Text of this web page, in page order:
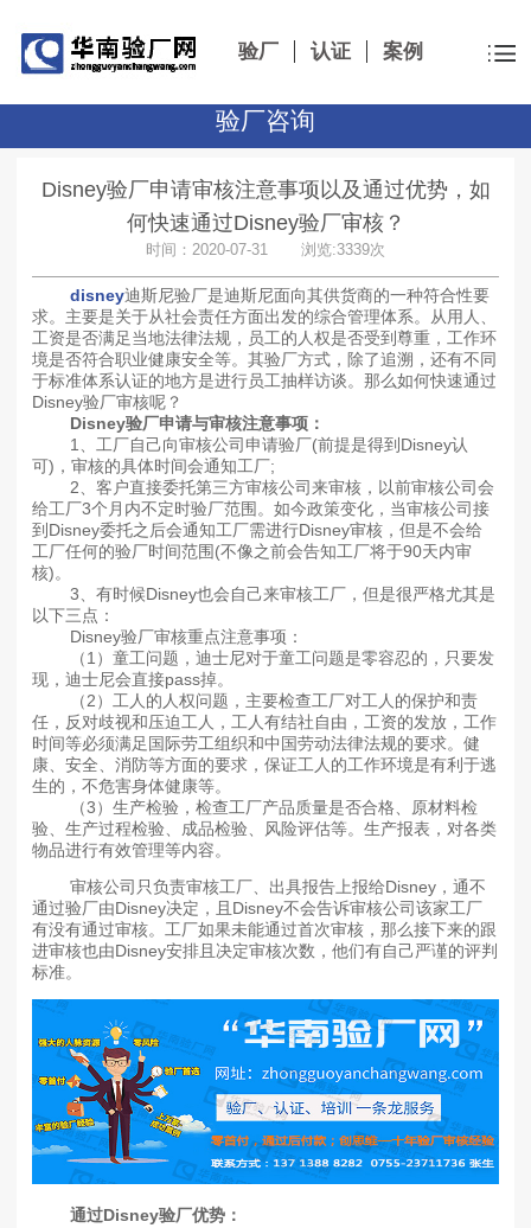
验厂 认证 案例
验厂咨询
Disney验厂申请审核注意事项以及通过优势，如
何快速通过Disney验厂审核？
时间：2020-07-31 浏览:3339次
disney迪斯尼验厂是迪斯尼面向其供货商的一种符合性要
求。主要是关于从社会责任方面出发的综合管理体系。从用人、
工资是否满足当地法律法规，员工的人权是否受到尊重，工作环
境是否符合职业健康安全等。其验厂方式，除了追溯，还有不同
于标准体系认证的地方是进行员工抽样访谈。那么如何快速通过
Disney验厂审核呢？
Disney验厂申请与审核注意事项：
1、工厂自己向审核公司申请验厂(前提是得到Disney认
可)，审核的具体时间会通知工厂;
2、客户直接委托第三方审核公司来审核，以前审核公司会
给工厂3个月内不定时验厂范围。如今政策变化，当审核公司接
到Disney委托之后会通知工厂需进行Disney审核，但是不会给
工厂任何的验厂时间范围(不像之前会告知工厂将于90天内审
核)。
3、有时候Disney也会自己来审核工厂，但是很严格尤其是
以下三点：
Disney验厂审核重点注意事项：
（1）童工问题，迪士尼对于童工问题是零容忍的，只要发
现，迪士尼会直接pass掉。
（2）工人的人权问题，主要检查工厂对工人的保护和责
任，反对歧视和压迫工人，工人有结社自由，工资的发放，工作
时间等必须满足国际劳工组织和中国劳动法律法规的要求。健
康、安全、消防等方面的要求，保证工人的工作环境是有利于逃
生的，不危害身体健康等。
（3）生产检验，检查工厂产品质量是否合格、原材料检
验、生产过程检验、成品检验、风险评估等。生产报表，对各类
物品进行有效管理等内容。
审核公司只负责审核工厂、出具报告上报给Disney，通不
通过验厂由Disney决定，且Disney不会告诉审核公司该家工厂
有没有通过审核。工厂如果未能通过首次审核，那么接下来的跟
进审核也由Disney安排且决定审核次数，他们有自己严谨的评判
标准。
通过Disney验厂优势：